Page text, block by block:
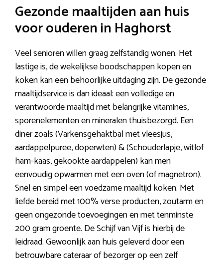
Gezonde maaltijden aan huis
voor ouderen in Haghorst
Veel senioren willen graag zelfstandig wonen. Het
lastige is, de wekelijkse boodschappen kopen en
koken kan een behoorlijke uitdaging zijn. De gezonde
maaltijdservice is dan ideaal: een volledige en
verantwoorde maaltijd met belangrijke vitamines,
sporenelementen en mineralen thuisbezorgd. Een
diner zoals (Varkensgehaktbal met vleesjus,
aardappelpuree, doperwten) & (Schouderlapje, witlof
ham-kaas, gekookte aardappelen) kan men
eenvoudig opwarmen met een oven (of magnetron).
Snel en simpel een voedzame maaltijd koken. Met
liefde bereid met 100% verse producten, zoutarm en
geen ongezonde toevoegingen en met tenminste
200 gram groente. De Schijf van Vijf is hierbij de
leidraad. Gewoonlijk aan huis geleverd door een
betrouwbare cateraar of bezorger op een zelf